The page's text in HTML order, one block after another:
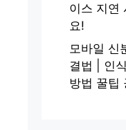
이스 지연
요!
모바일 신
결법 | 인
방법 꿀팁